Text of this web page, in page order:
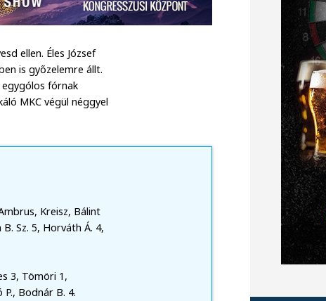
ellen. Éles József
is győzelemre állt.
egygólos fórnak
MKC végül néggyel
Kreisz, Bálint
Sz. 5, Horváth Á. 4,
3, Tömöri 1,
Bodnár B. 4.